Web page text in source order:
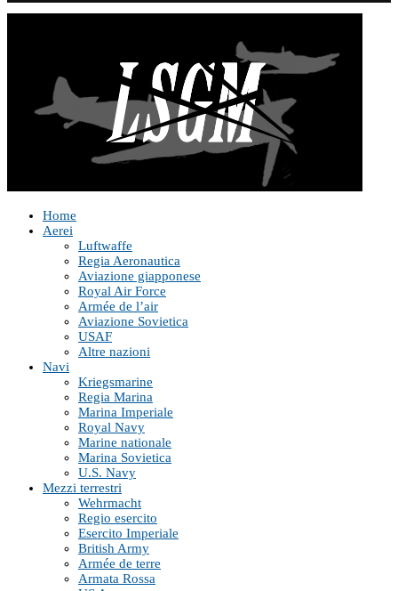
Home
Aerei
Luftwaffe
Regia Aeronautica
Aviazione giapponese
Royal Air Force
Armée de l’air
Aviazione Sovietica
USAF
Altre nazioni
Navi
Kriegsmarine
Regia Marina
Marina Imperiale
Royal Navy
Marine nationale
Marina Sovietica
U.S. Navy
Mezzi terrestri
Wehrmacht
Regio esercito
Esercito Imperiale
British Army
Armée de terre
Armata Rossa